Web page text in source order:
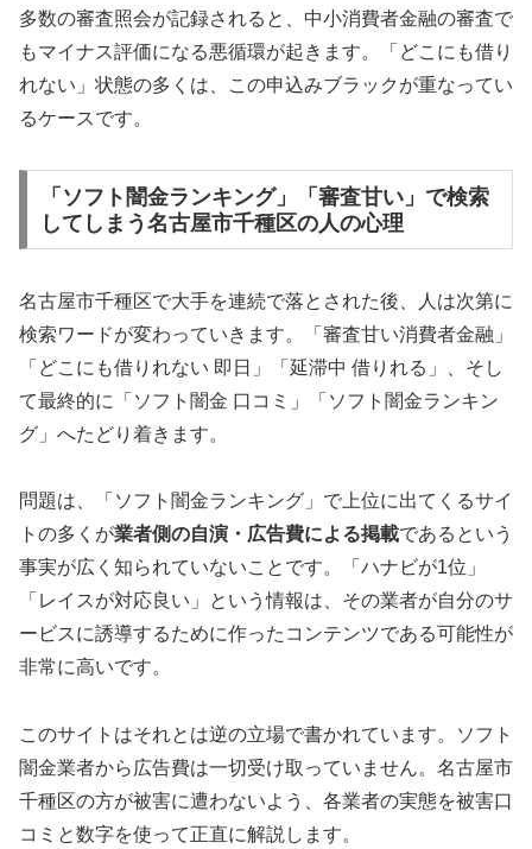
多数の審査照会が記録されると、中小消費者金融の審査で
もマイナス評価になる悪循環が起きます。「どこにも借り
れない」状態の多くは、この申込みブラックが重なってい
るケースです。
「ソフト闇金ランキング」「審査甘い」で検索
してしまう名古屋市千種区の人の心理
名古屋市千種区で大手を連続で落とされた後、人は次第に
検索ワードが変わっていきます。「審査甘い消費者金融」
「どこにも借りれない 即日」「延滞中 借りれる」、そし
て最終的に「ソフト闇金 口コミ」「ソフト闇金ランキン
グ」へたどり着きます。
問題は、「ソフト闇金ランキング」で上位に出てくるサイ
トの多くが業者側の自演・広告費による掲載であるという
事実が広く知られていないことです。「ハナビが1位」
「レイスが対応良い」という情報は、その業者が自分のサ
ービスに誘導するために作ったコンテンツである可能性が
非常に高いです。
このサイトはそれとは逆の立場で書かれています。ソフト
闇金業者から広告費は一切受け取っていません。名古屋市
千種区の方が被害に遭わないよう、各業者の実態を被害口
コミと数字を使って正直に解説します。